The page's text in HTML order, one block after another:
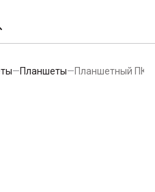
—Планшеты—Планшетный ПК